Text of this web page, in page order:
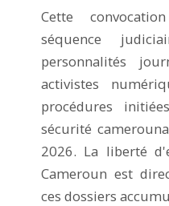
Cette
séquence
personnalités
activistes
procédures
sécurité
2026. La liberté
Cameroun est
ces dossiers